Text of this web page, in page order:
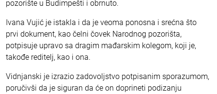
pozorište u Budimpešti i obrnuto.
Ivana Vujić je istakla i da je veoma ponosna i srećna što
prvi dokument, kao čelni čovek Narodnog pozorišta,
potpisuje upravo sa dragim mađarskim kolegom, koji je,
takođe reditelj, kao i ona.
Vidnjanski je izrazio zadovoljstvo potpisanim sporazumom,
poručivši da je siguran da će on doprineti podizanju